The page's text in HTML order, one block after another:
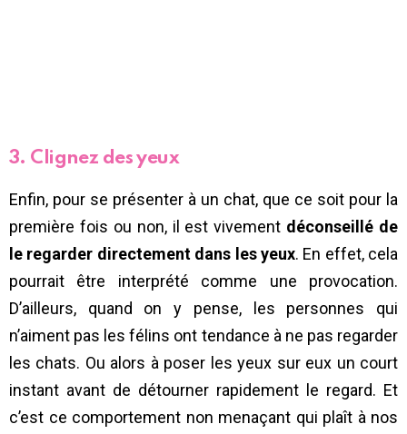
3. Clignez des yeux
Enfin, pour se présenter à un chat, que ce soit pour la
première fois ou non, il est vivement déconseillé de
le regarder directement dans les yeux. En effet, cela
pourrait être interprété comme une provocation.
D’ailleurs, quand on y pense, les personnes qui
n’aiment pas les félins ont tendance à ne pas regarder
les chats. Ou alors à poser les yeux sur eux un court
instant avant de détourner rapidement le regard. Et
c’est ce comportement non menaçant qui plaît à nos